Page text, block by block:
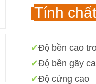
Tính
✔Độ bền cao
✔Độ bền gãy
✔Độ cứng cao